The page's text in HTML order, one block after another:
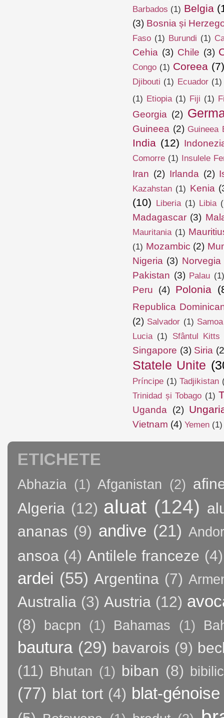
Barbados (1) Belgia
(3) Bosnia și
Faso (1) Burundi (1)
Cehia (3) Chile (3)
Congo (1) Coreea
Djibouti (1) Ecuador (1)
(1) Etiopia (1) Fiji (1)
Georgia (2)
Guineea (2) Guineea
India (12)
Comorre (1) Insulele
Iran (2) Irlanda (2)
Kazahstan (1) Kenia
(10) Liberia (1) Libia
Madagascar (3)
Mauritania (1)
(1) Mozambic (2)
Nigeria (3) Norvegia
Pakistan (3) Palau (1)
Peru (4) Polonia
Republica
(2) Salvador (1) Samoa
Lucia (1) Sfântul
Singapore (3) Siria
Statele Unite
Príncipe (1) Tadjikistan
Trinidad și Tobago (1)
Uganda (2)
Vietnam (4) Yemen (1)
ETICHETE
Abhazia (1) Afganistan (2)
Algeria (12) aluat (124)
ananas (9) andive (21)
ansoa (4) Antilele franceze (4)
ardei (55) Argentina (7)
Australia (3) Austria (12)
(8) bacpn (1) Bahamas (1)
bautura (29) bavarois (9)
(11) Bhutan (1) biban (8)
(77) blat tort (4) blat-génoise